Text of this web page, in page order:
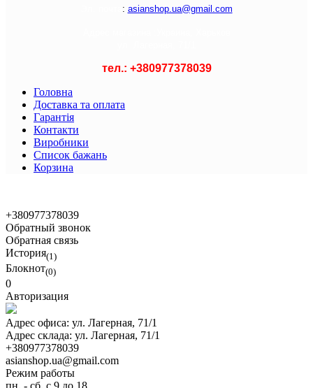
: asianshop.ua@gmail.com
тел.: +380977378039
Головна
Доставка та оплата
Гарантія
Контакти
Виробники
Список бажань
Корзина
+380977378039
Обратный звонок
Обратная связь
История(1)
Блокнот(0)
0
Авторизация
Адрес офиса: ул. Лагерная, 71/1
Адрес склада: ул. Лагерная, 71/1
+380977378039
asianshop.ua@gmail.com
Режим работы
пн. - сб. с 9 до 18